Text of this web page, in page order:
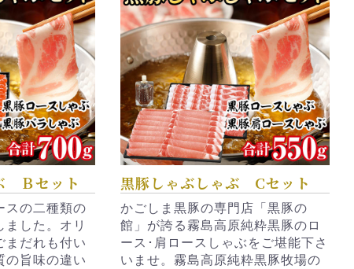
Ｂセット
スの二種類の
ました。オリ
まだれも付い
の旨味の違い
黒豚しゃぶしゃぶ Cセット
かごしま黒豚の専門店「黒豚の
館」が誇る霧島高原純粋黒豚のロ
ース･肩ロースしゃぶをご堪能下さ
いませ。霧島高原純粋黒豚牧場の